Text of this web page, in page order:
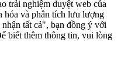
trải nghiệm duyệt web của
hóa và phân tích lưu lượng
tất cả", bạn đồng ý với
biết thêm thông tin, vui lòng